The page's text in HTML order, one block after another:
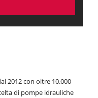
2012 con oltre 10.000
di pompe idrauliche